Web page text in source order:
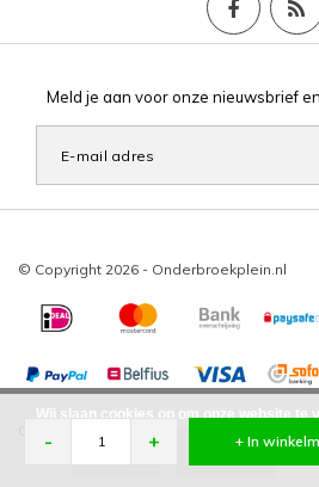
- + + In
Meld je aan voor onze nieuwsbrief
© Copyright 2026 - Onderbroekplein.nl
Wij slaan cookies op om onze website te